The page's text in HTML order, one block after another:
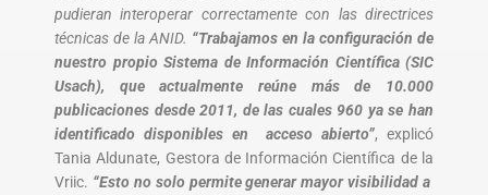
pudieran interoperar correctamente con las directrices
técnicas de la ANID. “Trabajamos en la configuración de
nuestro propio Sistema de Información Científica (SIC
Usach), que actualmente reúne más de 10.000
publicaciones desde 2011, de las cuales 960 ya se han
identificado disponibles en acceso abierto”, explicó
Tania Aldunate, Gestora de Información Científica de la
Vriic. “Esto no solo permite generar mayor visibilidad a